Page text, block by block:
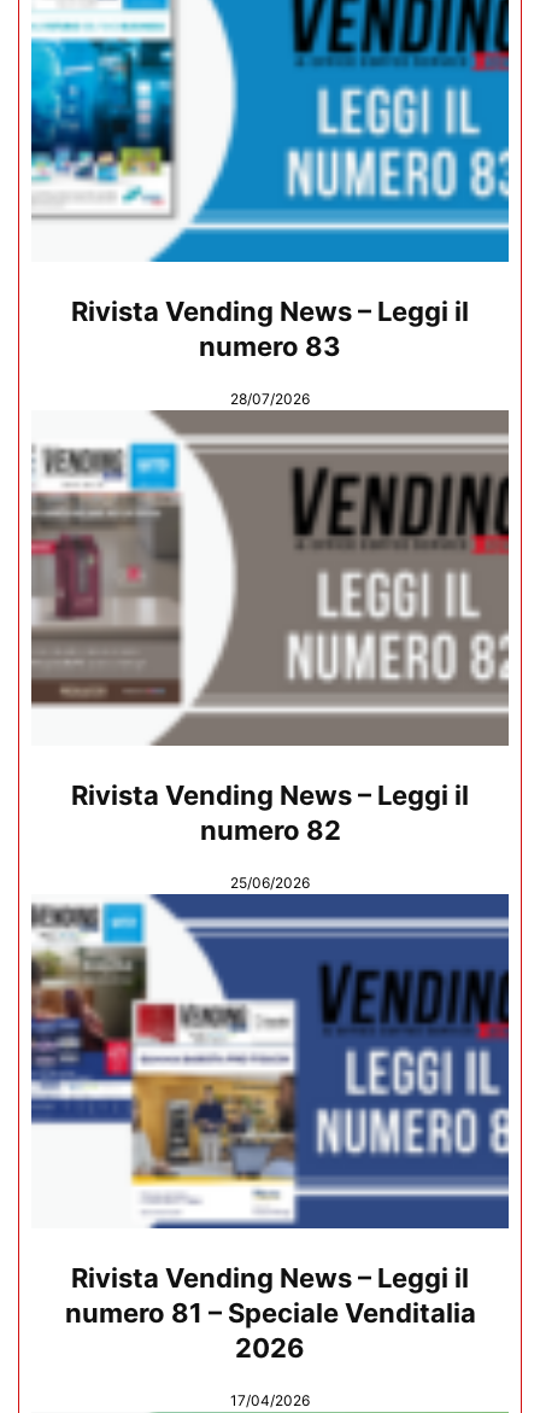
Rivista Vending News – Leggi il
numero 83
28/07/2026
Rivista Vending News – Leggi il
numero 82
25/06/2026
Rivista Vending News – Leggi il
numero 81 – Speciale Venditalia
2026
17/04/2026